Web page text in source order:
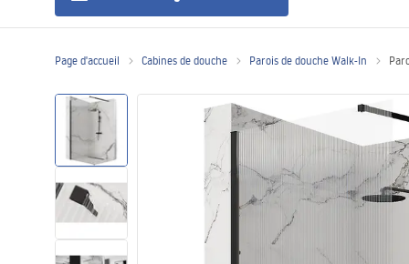
Receveurs de douche
Caniveaux de douche
Page d'accueil Cabines de douche Parois de douche Walk-In